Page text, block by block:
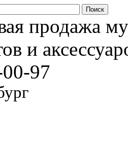
продажа
и
97